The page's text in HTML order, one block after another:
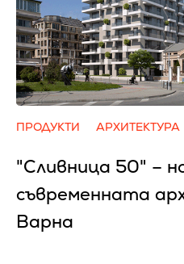
ПРОДУКТИ АРХИТЕКТУРА
"Сливница 50" –
съвременната
Варна